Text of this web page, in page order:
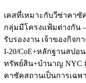
เคสที่เหมาะกับวีซ่าคาซั
กลุ่มมีโครงแฟ้มต่างกัน
รับรองงาน เจ้าของกิจก
I-20/CoE+หลักฐานสปอ
ทรัพย์สิน+บำนาญ NYC
คาซัคสถานเป็นการเฉพ